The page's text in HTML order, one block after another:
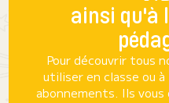
ainsi qu'à
Pour découvrir tous
utiliser en classe ou à
abonnements. Ils vous